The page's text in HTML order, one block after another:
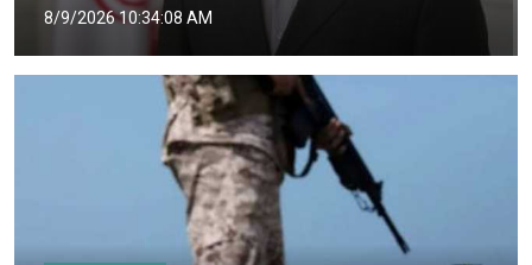
8/9/2026 10:34:08 AM